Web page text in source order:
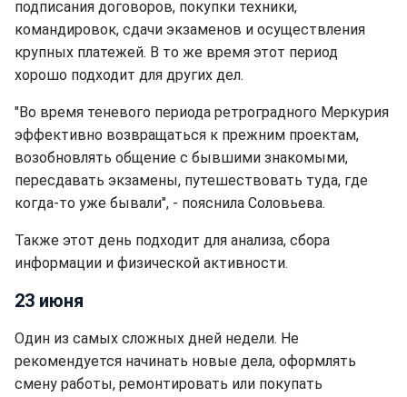
подписания договоров, покупки техники,
командировок, сдачи экзаменов и осуществления
крупных платежей. В то же время этот период
хорошо подходит для других дел.
"Во время теневого периода ретроградного Меркурия
эффективно возвращаться к прежним проектам,
возобновлять общение с бывшими знакомыми,
пересдавать экзамены, путешествовать туда, где
когда-то уже бывали", - пояснила Соловьева.
Также этот день подходит для анализа, сбора
информации и физической активности.
23 июня
Один из самых сложных дней недели. Не
рекомендуется начинать новые дела, оформлять
смену работы, ремонтировать или покупать